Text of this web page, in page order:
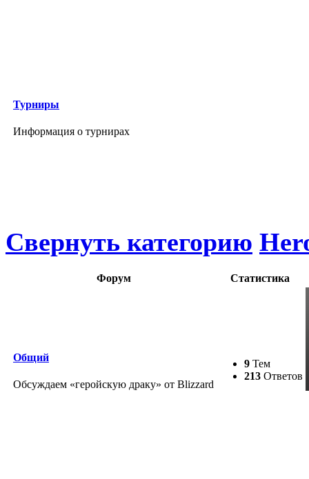
Турниры
Информация о турнирах
Свернуть категорию
Форум Статистика
Общий
Обсуждаем «геройскую драку» от Blizzard
9 Тем
213 Ответов